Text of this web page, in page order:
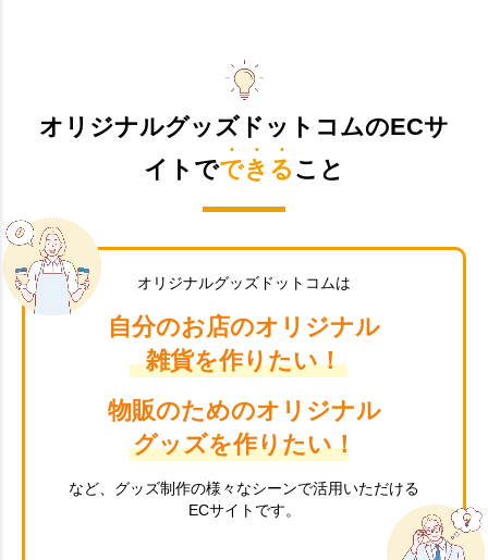
オリジナルグッズドットコムのECサ
イトでできる こと
オリジナルグッズドットコムは
自分のお店のオリジナル
雑貨を作りたい！
物販のためのオリジナル
グッズを作りたい！
など、グッズ制作の様々なシーンで活用いただける
ECサイトです。